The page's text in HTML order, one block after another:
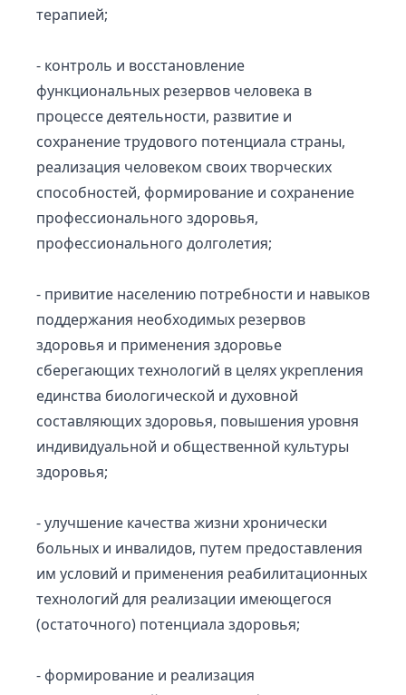
терапией;
- контроль и восстановление
функциональных резервов человека в
процессе деятельности, развитие и
сохранение трудового потенциала страны,
реализация человеком своих творческих
способностей, формирование и сохранение
профессионального здоровья,
профессионального долголетия;
- привитие населению потребности и навыков
поддержания необходимых резервов
здоровья и применения здоровье
сберегающих технологий в целях укрепления
единства биологической и духовной
составляющих здоровья, повышения уровня
индивидуальной и общественной культуры
здоровья;
- улучшение качества жизни хронически
больных и инвалидов, путем предоставления
им условий и применения реабилитационных
технологий для реализации имеющегося
(остаточного) потенциала здоровья;
- формирование и реализация